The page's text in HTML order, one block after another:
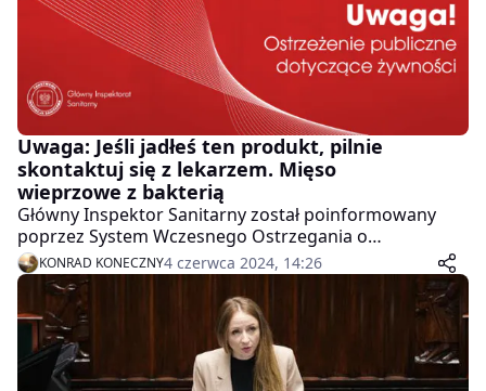
Uwaga: Jeśli jadłeś ten produkt, pilnie
skontaktuj się z lekarzem. Mięso
wieprzowe z bakterią
Główny Inspektor Sanitarny został poinformowany
poprzez System Wczesnego Ostrzegania o
Niebezpiecznej Żywności i Paszach (RASFF) o wykrycia
Listeria monocytogenes w jednej partii suszonego
wyrobu z mięsa wieprzowego określonej poniżej.
Więcej poniżej!
KONRAD KONECZNY4 czerwca 2024, 14:26